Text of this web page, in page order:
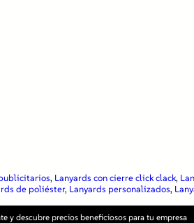
, Lanyards con cierre click clack,
de poliéster, Lanyards personalizados,
y descubre precios beneficiosos para tu empresa